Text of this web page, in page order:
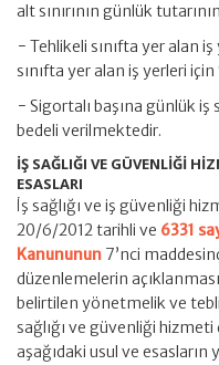
alt sınırının günlük
− Tehlikeli sınıfta yer alan
sınıfta yer alan iş yerleri için
− Sigortalı başına günlük
bedeli verilmektedir.
İŞ SAĞLIĞI VE GÜVENLİĞİ
ESASLARI
İş sağlığı ve iş güvenliği
20/6/2012 tarihli ve 6331
Kanununun 7’nci
düzenlemelerin
belirtilen yönetmelik ve
sağlığı ve güvenliği
aşağıdaki usul ve